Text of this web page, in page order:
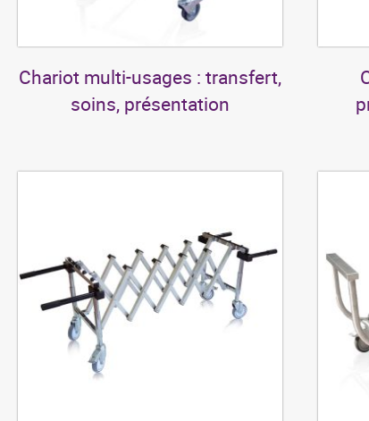
Chariot multi-usages : transfert,
soins, présentation